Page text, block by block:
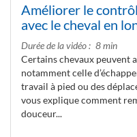
Améliorer le
avec le cheval en
Durée de la vidéo
8 min
Certains chevaux peuvent
notamment celle
travail à pied ou des
vous explique comment
douceur...